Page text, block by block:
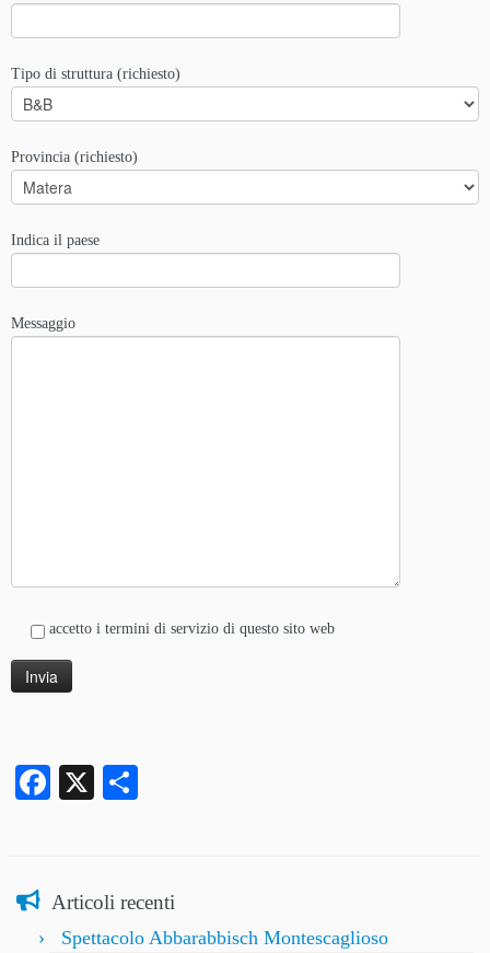
Tipo di struttura (richiesto)
Provincia (richiesto)
Indica il paese
Messaggio
accetto i termini di servizio di questo sito web
Facebook
X
Articoli recenti
Spettacolo Abbarabbisch Montescaglioso